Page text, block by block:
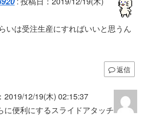
いは受注生産にすればいいと思うん
返信
2019/12/19(木) 02:15:37
に便利にするスライドアタッチ